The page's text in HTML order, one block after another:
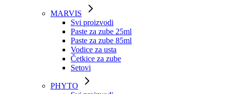
MARVIS
Svi proizvodi
Paste za zube 25ml
Paste za zube 85ml
Vodice za usta
Četkice za zube
Setovi
PHYTO